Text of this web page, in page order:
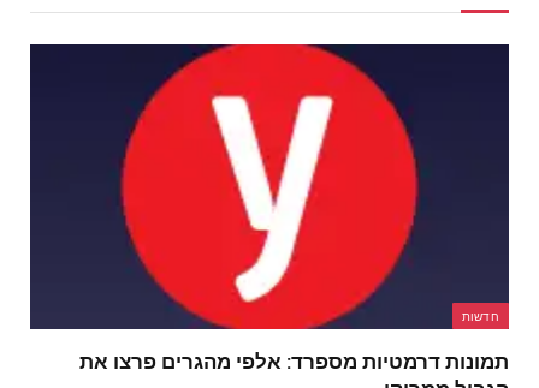
חדשות
תמונות דרמטיות מספרד: אלפי מהגרים פרצו את